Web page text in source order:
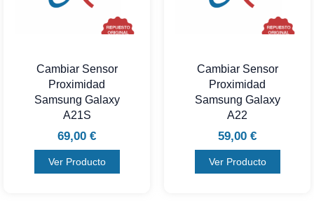
Cambiar Sensor
Proximidad
Samsung Galaxy
A21S
69,00 €
Ver Producto
Cambiar Sensor
Proximidad
Samsung Galaxy
A22
59,00 €
Ver Producto